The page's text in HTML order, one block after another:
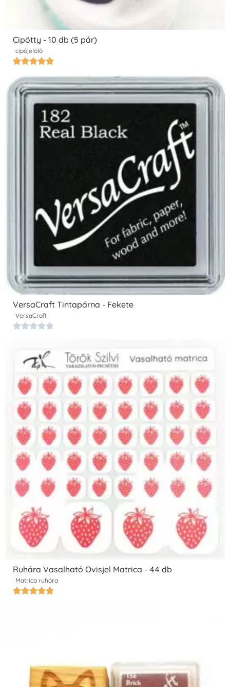
Cipötty - 10 db (5 pár)
cipőjelölő

VersaCraft Tintapárna - Fekete
VersaCraft

Ruhára Vasalható Ovisjel Matrica - 44 db
Matrica ruhára
